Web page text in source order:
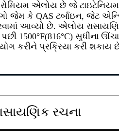
એલોય છે જે
જેમ કે QAS ટર્બાઇન, જેટ
આવ્યો છે. એલોય
1500°F(816°C) સુધીના
કરીને પ્રક્રિયા કરી શકાય
રચના